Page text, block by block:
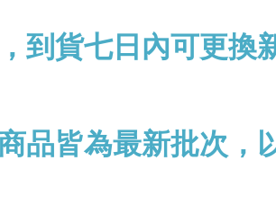
到貨七日內可更換
皆為最新批次，